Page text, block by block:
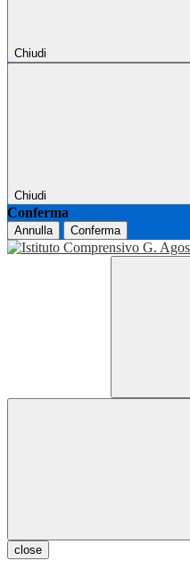
Chiudi
Chiudi
Conferma
Annulla Conferma
close